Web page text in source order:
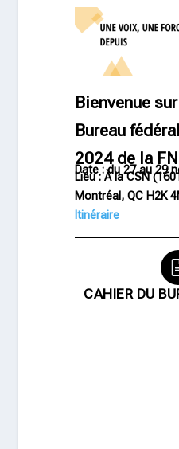
Bienvenue
Bureau
2024 de la
Date : du 27 au 29
Lieu : À la CSN
Montréal, QC H2K
Itinéraire
CAHIER DU